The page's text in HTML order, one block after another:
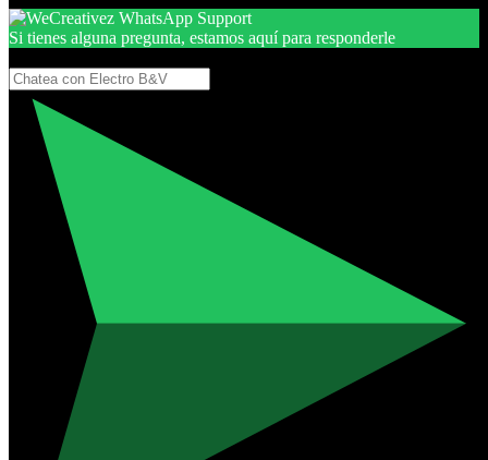
Si tienes alguna pregunta, estamos aquí para responderle